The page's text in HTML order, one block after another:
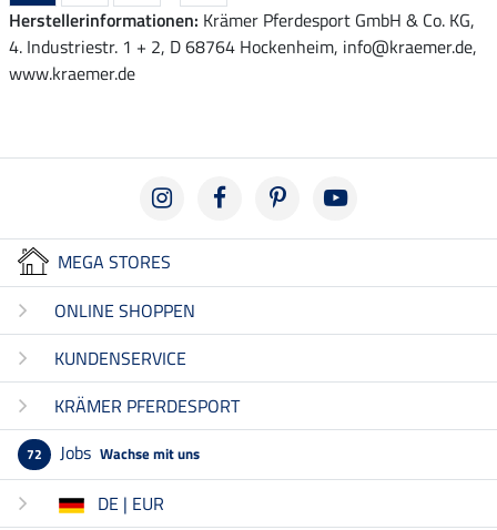
Herstellerinformationen: Krämer Pferdesport GmbH & Co. KG,
4. Industriestr. 1 + 2, D 68764 Hockenheim, info@kraemer.de,
www.kraemer.de
MEGA STORES
ONLINE SHOPPEN
KUNDENSERVICE
KRÄMER PFERDESPORT
72 Jobs Wachse mit uns
DE | EUR